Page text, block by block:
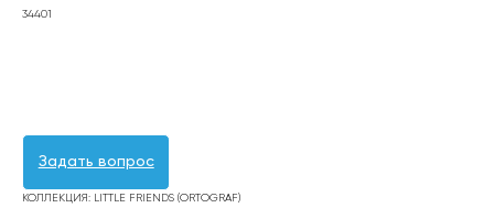
34401
Задать вопрос
КОЛЛЕКЦИЯ: LITTLE FRIENDS (ORTOGRAF)